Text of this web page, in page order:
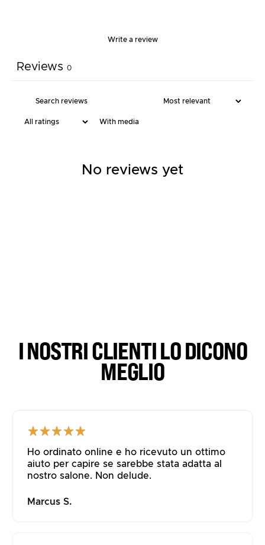
Write a review
Reviews 0
With media
No reviews yet
I NOSTRI CLIENTI LO DICONO
MEGLIO
Ho ordinato online e ho ricevuto un ottimo
aiuto per capire se sarebbe stata adatta al
nostro salone. Non delude.
Marcus S.